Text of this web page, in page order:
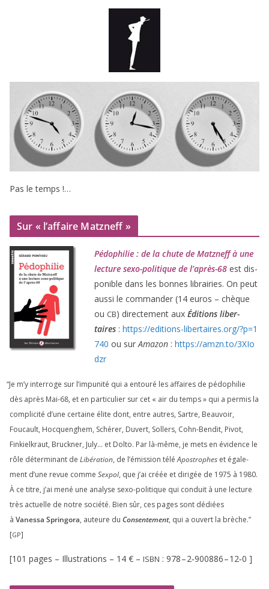
Pas le temps !…
Sur « l’affaire Matzneff »
Pédophilie : de la chute de Matzneff à une
lec­ture sexo-poli­tique de l’après-68 est dis­
po­nible dans les bonnes librai­ries. On peut
aus­si le com­man­der (14 euros – chèque
ou CB) direc­te­ment aux Éditions liber­
taires : https://​edi​tions​-liber​taires​.org/​?​p​=​1
740 ou surAmazon : https://​amzn​.to/​3​X​I​o​
dzr
“Je m’y inter­roge sur l’impunité qui a entou­ré les affaires de pédo­phi­lie
dès après Mai-68, et en par­ti­cu­lier sur cet « air du temps » qui a per­mis la
com­pli­ci­té d’une cer­taine élite dont, entre autres, Sartre, Beauvoir,
Foucault, Hocquenghem, Schérer, Duvert, Sollers, Cohn-Bendit, Pivot,
Finkielkraut, Bruckner, July… et Dolto. Par là-même, je mets en évi­dence le
rôle déter­mi­nant de Libération, de l’émission téléApostrophes et éga­le­
ment d’une revue comme Sexpol, que j’ai créée et diri­gée de 1975 à 1980.
À ce titre, j’ai mené une ana­lyse sexo-poli­tique qui conduit à une lec­ture
très actuelle de notre socié­té. Bien sûr, ces pages sont dédiées
à Vanessa Springora, auteure du Consentement, qui a ouvert la brèche.”
[GP]
[101 pages – Illustrations – 14 € – ISBN : 978–2‑900886–12‑0 ]